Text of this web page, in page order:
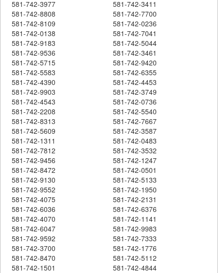
581-742-3977
581-742-3411
581-742-8808
581-742-7700
581-742-8109
581-742-0236
581-742-0138
581-742-7041
581-742-9183
581-742-5044
581-742-9536
581-742-3461
581-742-5715
581-742-9420
581-742-5583
581-742-6355
581-742-4390
581-742-4453
581-742-9903
581-742-3749
581-742-4543
581-742-0736
581-742-2208
581-742-5540
581-742-8313
581-742-7667
581-742-5609
581-742-3587
581-742-1311
581-742-0483
581-742-7812
581-742-3532
581-742-9456
581-742-1247
581-742-8472
581-742-0501
581-742-9130
581-742-5133
581-742-9552
581-742-1950
581-742-4075
581-742-2131
581-742-6036
581-742-6376
581-742-4070
581-742-1141
581-742-6047
581-742-9983
581-742-9592
581-742-7333
581-742-3700
581-742-1776
581-742-8470
581-742-5112
581-742-1501
581-742-4844